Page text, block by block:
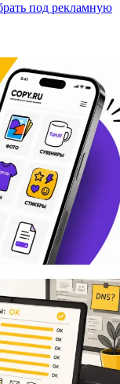
под рекламную